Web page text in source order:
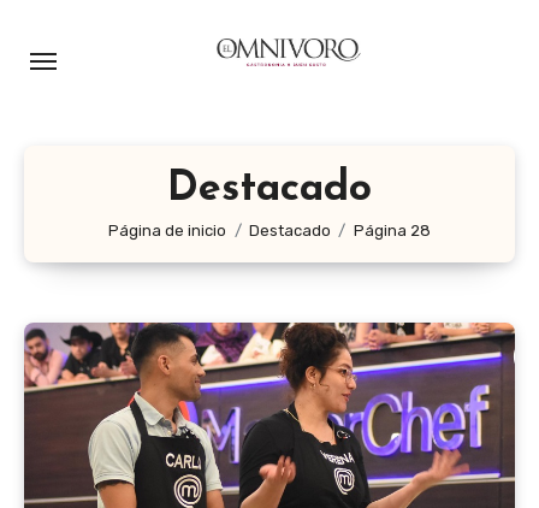
Destacado
Página de inicio Destacado Página 28